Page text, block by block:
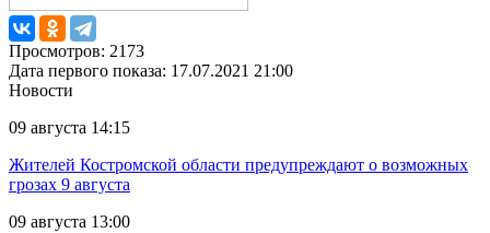
Просмотров: 2173
Дата первого показа: 17.07.2021 21:00
Новости
09 августа 14:15
Жителей Костромской области предупреждают о возможных
грозах 9 августа
09 августа 13:00